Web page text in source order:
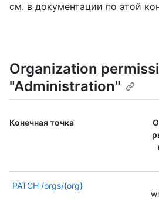
см. в документации по этой
Organization
"Administration"
Конечная точка
PATCH /orgs/{org}